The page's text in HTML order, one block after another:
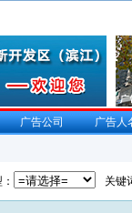
广告公司 广告人
关键